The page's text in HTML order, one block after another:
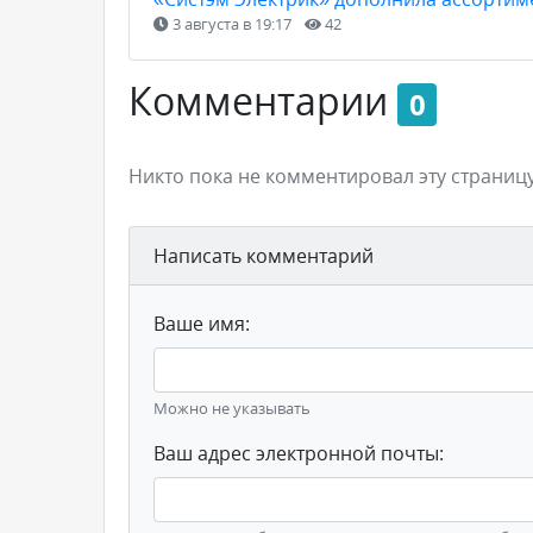
3 августа в 19:17 42
Комментарии 0
Никто пока не комментировал эту
Написать комментарий
Ваше имя:
Можно не указывать
Ваш адрес электронной почты: